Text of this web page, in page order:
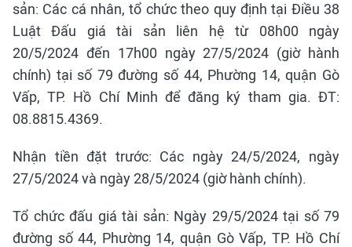
sản: Các cá nhân, tổ chức theo quy định tại Điều 38
Luật Đấu giá tài sản liên hệ từ 08h00 ngày
20/5/2024 đến 17h00 ngày 27/5/2024 (giờ hành
chính) tại số 79 đường số 44, Phường 14, quận Gò
Vấp, TP. Hồ Chí Minh để đăng ký tham gia. ĐT:
08.8815.4369.
Nhận tiền đặt trước: Các ngày 24/5/2024, ngày
27/5/2024 và ngày 28/5/2024 (giờ hành chính).
Tổ chức đấu giá tài sản: Ngày 29/5/2024 tại số 79
đường số 44, Phường 14, quận Gò Vấp, TP. Hồ Chí